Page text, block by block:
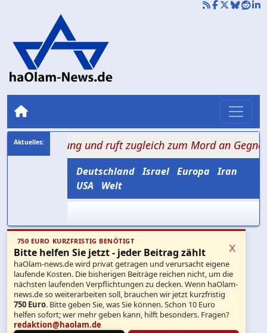
und ruft zugleich zum Mord an Gegnern auf
Deutschland Israel Europa Iran
USA
Welt
750 EURO KURZFRISTIG BENÖTIGT
Bitte helfen Sie jetzt - jeder Beitrag zählt
haOlam-news.de wird privat getragen und verursacht eigene
laufende Kosten. Die bisherigen Beiträge reichen nicht, um die
nächsten laufenden Verpflichtungen zu decken. Wenn haOlam-
news.de so weiterarbeiten soll, brauchen wir jetzt kurzfristig
750 Euro. Bitte geben Sie, was Sie können. Schon 10 Euro
helfen sofort; wer mehr geben kann, hilft besonders. Fragen?
redaktion@haolam.de
x